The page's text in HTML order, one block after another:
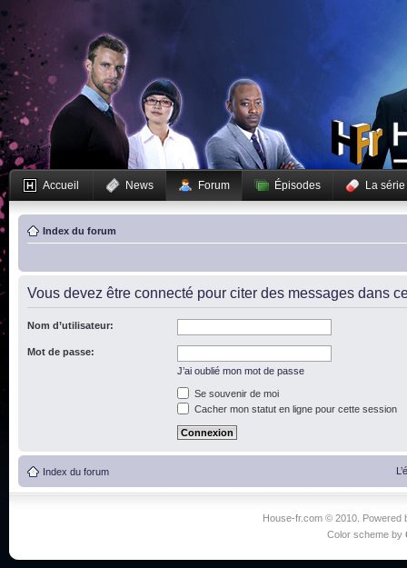
Accueil News Forum Épisodes La série
Index du forum
Vous devez être connecté pour citer des messages dans
Nom d’utilisateur:
Mot de passe:
J’ai oublié mon mot de passe
Se souvenir de moi
Cacher mon statut en ligne pour cette session
Index du forum
House-fr.com © 2010. Powered
Color scheme by